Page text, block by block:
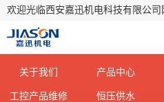
欢迎光临西安嘉迅机电科技有限公司
关于我们 产品中心
工控产品维修 恒压供水